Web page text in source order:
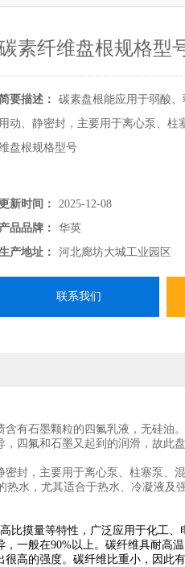
素纤维盘根规格型
要描述：
碳素盘根能应用于弱酸
用动、静密封，主要用于离心泵、
盘根规格型号
更新时间：
2025-12-08
产品品牌：
华英
产地址：
河北廊坊大城工业园区
联系我们
有石墨颗粒的四氟乳液，无硅油
四氟和石墨又起到的润滑，故此
封，主要用于离心泵、柱塞泵、
水，尤其适合于热水、冷凝液及
摸量等特性，广泛应用于化工、
一般在90%以上。碳纤维具耐高
高的强度。碳纤维比重小，因此